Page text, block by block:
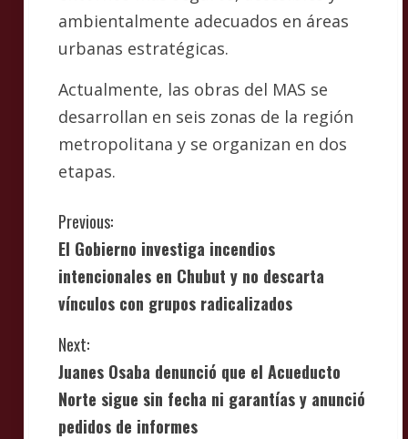
ambientalmente adecuados en áreas
urbanas estratégicas.
Actualmente, las obras del MAS se
desarrollan en seis zonas de la región
metropolitana y se organizan en dos
etapas.
C
o
n
t
i
n
Previous:
El Gobierno investiga incendios
intencionales en Chubut y no descarta
vínculos con grupos radicalizados
Next:
Juanes Osaba denunció que el Acueducto
Norte sigue sin fecha ni garantías y anunció
pedidos de informes